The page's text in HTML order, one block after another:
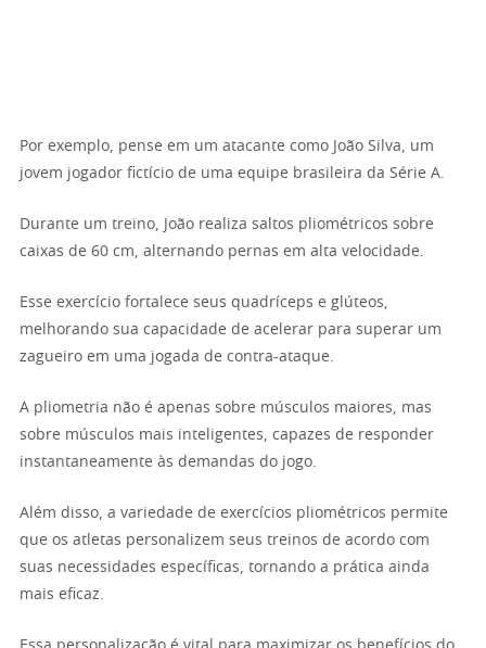
Por exemplo, pense em um atacante como João Silva, um
jovem jogador fictício de uma equipe brasileira da Série A.
Durante um treino, João realiza saltos pliométricos sobre
caixas de 60 cm, alternando pernas em alta velocidade.
Esse exercício fortalece seus quadríceps e glúteos,
melhorando sua capacidade de acelerar para superar um
zagueiro em uma jogada de contra-ataque.
A pliometria não é apenas sobre músculos maiores, mas
sobre músculos mais inteligentes, capazes de responder
instantaneamente às demandas do jogo.
Além disso, a variedade de exercícios pliométricos permite
que os atletas personalizem seus treinos de acordo com
suas necessidades específicas, tornando a prática ainda
mais eficaz.